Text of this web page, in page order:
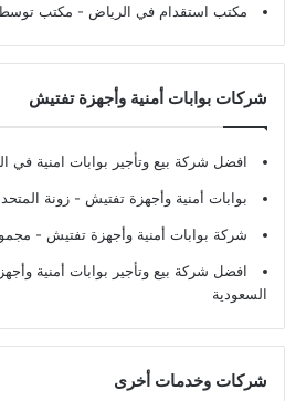
مكتب استقدام في الرياض - مكتب
شركات بوابات أمنية وأجهزة تفتيش
افضل شركة بيع وتأجير بوابات امنية في
بوابات أمنية وأجهزة تفتيش - زونة
شركة بوابات أمنية وأجهزة تفتيش -
افضل شركة بيع وتأجير بوابات أمنية
السعودية
شركات وخدمات أخرى